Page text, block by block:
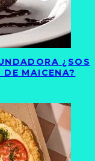
¿SOS
MAICENA?